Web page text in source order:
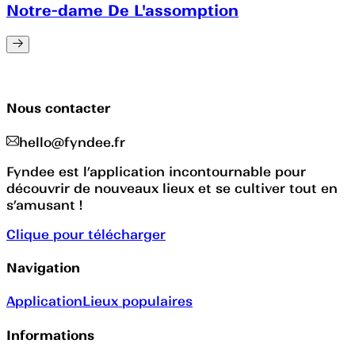
Notre-dame De L'assomption
Nous contacter
hello@fyndee.fr
Fyndee est l’application incontournable pour
découvrir de nouveaux lieux et se cultiver tout en
s’amusant !
Clique pour télécharger
Navigation
ApplicationLieux populaires
Informations